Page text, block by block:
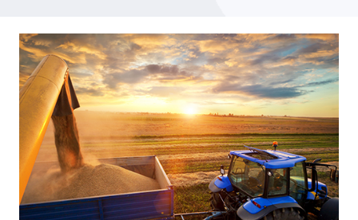
Dr Campania - Webinar "Il bando Isi